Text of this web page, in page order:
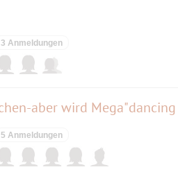
3 Anmeldungen
aber wird
5 Anmeldungen